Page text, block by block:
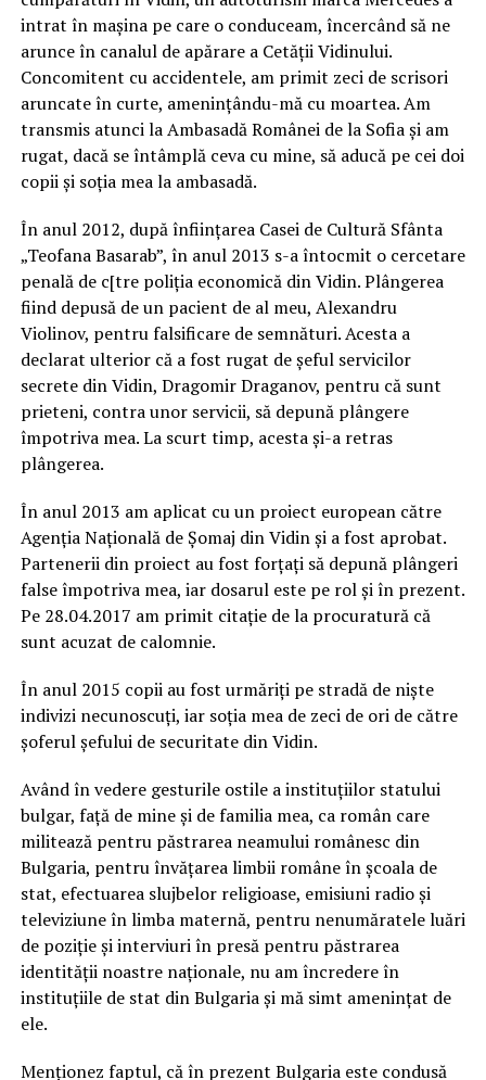
intrat în mașina pe care o conduceam, încercând să ne
arunce în canalul de apărare a Cetății Vidinului.
Concomitent cu accidentele, am primit zeci de scrisori
aruncate în curte, amenințându-mă cu moartea. Am
transmis atunci la Ambasadă Românei de la Sofia și am
rugat, dacă se întâmplă ceva cu mine, să aducă pe cei doi
copii și soția mea la ambasadă.
În anul 2012, după înființarea Casei de Cultură Sfânta
„Teofana Basarab”, în anul 2013 s-a întocmit o cercetare
penală de c[tre poliția economică din Vidin. Plângerea
fiind depusă de un pacient de al meu, Alexandru
Violinov, pentru falsificare de semnături. Acesta a
declarat ulterior că a fost rugat de șeful servicilor
secrete din Vidin, Dragomir Draganov, pentru că sunt
prieteni, contra unor servicii, să depună plângere
împotriva mea. La scurt timp, acesta și-a retras
plângerea.
În anul 2013 am aplicat cu un proiect european către
Agenția Națională de Șomaj din Vidin și a fost aprobat.
Partenerii din proiect au fost forțați să depună plângeri
false împotriva mea, iar dosarul este pe rol și în prezent.
Pe 28.04.2017 am primit citație de la procuratură că
sunt acuzat de calomnie.
În anul 2015 copii au fost urmăriți pe stradă de niște
indivizi necunoscuți, iar soția mea de zeci de ori de către
șoferul șefului de securitate din Vidin.
Având în vedere gesturile ostile a instituțiilor statului
bulgar, față de mine și de familia mea, ca român care
militează pentru păstrarea neamului românesc din
Bulgaria, pentru învățarea limbii române în școala de
stat, efectuarea slujbelor religioase, emisiuni radio și
televiziune în limba maternă, pentru nenumăratele luări
de poziție și interviuri în presă pentru păstrarea
identității noastre naționale, nu am încredere în
instituțiile de stat din Bulgaria și mă simt amenințat de
ele.
Menționez faptul, că în prezent Bulgaria este condusă